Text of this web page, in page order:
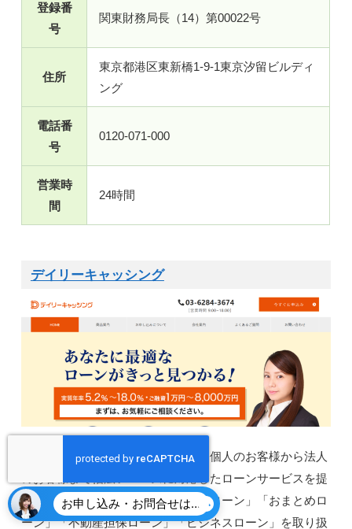
登録番
号
関東財務局長（14）第00022号
住所
東京都港区東新橋1-9-1東京汐留ビルディ
ング
電話番
号
0120-071-000
営業時
間
24時間
デイリーキャッシング
株式会社デイリープランニングは、個人のお客様から法人
のお客様まで幅広いニーズに対応したローンサービスを提
供している企業です。主に「フリーローン」「おまとめロ
ーン」「不動産担保ローン」「ビジネスローン」を取り扱
お申し込み・お問合せはこちら